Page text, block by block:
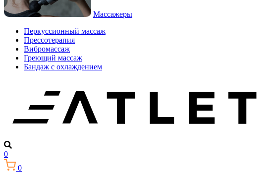
Массажеры
Перкуссионный массаж
Прессотерапия
Вибромассаж
Греющий массаж
Бандаж с охлаждением
0
0